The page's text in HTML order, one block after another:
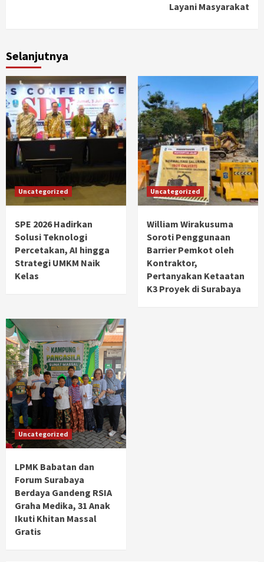
Layani Masyarakat
Selanjutnya
Uncategorized
SPE 2026 Hadirkan
Solusi Teknologi
Percetakan, AI hingga
Strategi UMKM Naik
Kelas
Uncategorized
William Wirakusuma
Soroti Penggunaan
Barrier Pemkot oleh
Kontraktor,
Pertanyakan Ketaatan
K3 Proyek di Surabaya
Uncategorized
LPMK Babatan dan
Forum Surabaya
Berdaya Gandeng RSIA
Graha Medika, 31 Anak
Ikuti Khitan Massal
Gratis